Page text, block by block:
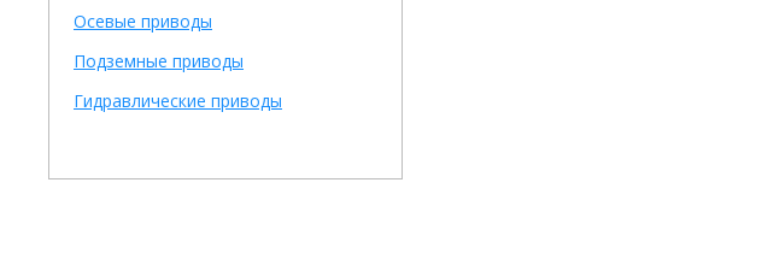
Осевые приводы
Подземные приводы
Гидравлические приводы